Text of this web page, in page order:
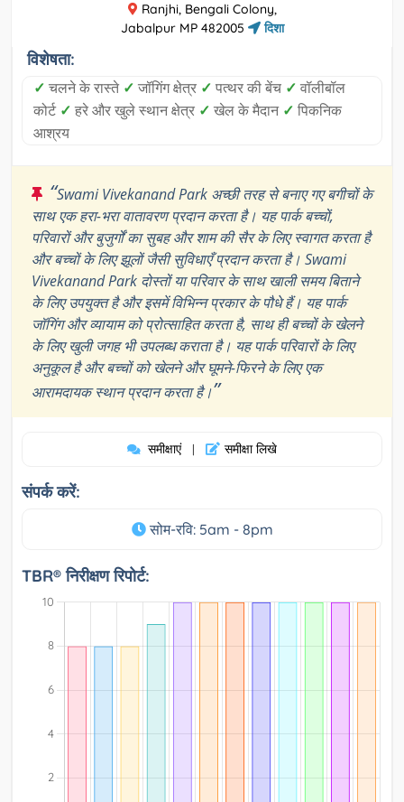
Ranjhi, Bengali Colony,
Jabalpur MP 482005
दिशा
विशेषता:
✓ चलने के रास्ते ✓ जॉगिंग क्षेत्र ✓ पत्थर की बेंच ✓ वॉलीबॉल
कोर्ट ✓ हरे और खुले स्थान क्षेत्र ✓ खेल के मैदान ✓ पिकनिक
आश्रय
“Swami Vivekanand Park अच्छी तरह से बनाए गए बगीचों के
साथ एक हरा-भरा वातावरण प्रदान करता है। यह पार्क बच्चों,
परिवारों और बुजुर्गों का सुबह और शाम की सैर के लिए स्वागत करता है
और बच्चों के लिए झूलों जैसी सुविधाएँ प्रदान करता है। Swami
Vivekanand Park दोस्तों या परिवार के साथ खाली समय बिताने
के लिए उपयुक्त है और इसमें विभिन्न प्रकार के पौधे हैं। यह पार्क
जॉगिंग और व्यायाम को प्रोत्साहित करता है, साथ ही बच्चों के खेलने
के लिए खुली जगह भी उपलब्ध कराता है। यह पार्क परिवारों के लिए
अनुकूल है और बच्चों को खेलने और घूमने-फिरने के लिए एक
आरामदायक स्थान प्रदान करता है।”
समीक्षाएं | समीक्षा लिखे
संपर्क करें:
सोम-रवि: 5am - 8pm
TBR® निरीक्षण रिपोर्ट: